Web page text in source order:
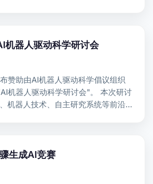
机器人驱动科学研讨会
赞助由AI机器人驱动科学倡议组织
机器人驱动科学研讨会"。 本次研讨
机器人技术、自主研究系统等前沿
生成AI竞赛